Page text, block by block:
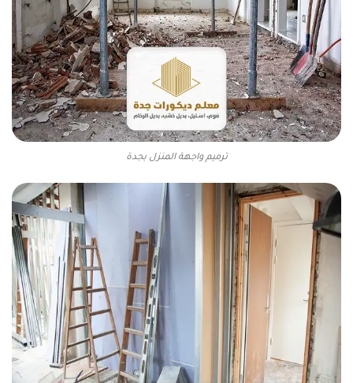
ترميم واجهة المنزل بجدة